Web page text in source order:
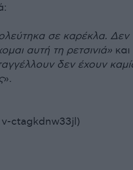
σε καρέκλα. Δεν
αυτή τη ρετσινιά» και
δεν έχουν
».
v-ctagkdnw33jl)